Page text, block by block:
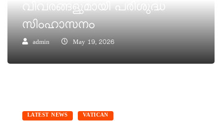
വിവരങ്ങളുമായി പരിശുദ്ധ
സിംഹാസനം
admin May 19, 2026
LATEST NEWS VATICAN